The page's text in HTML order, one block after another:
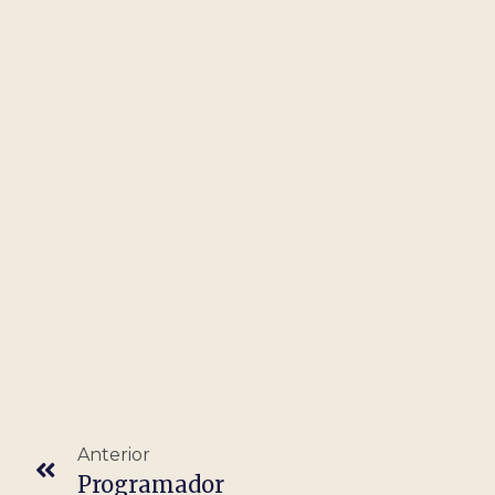
Anterior
Programador